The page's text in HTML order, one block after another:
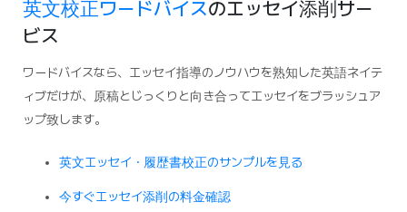
英文校正ワードバイスのエッセイ添削サー
ビス
ワードバイスなら、エッセイ指導のノウハウを熟知した英語ネイテ
ィブだけが、原稿とじっくりと向き合ってエッセイをブラッシュア
ップ致します。
英文エッセイ・履歴書校正のサンプルを見る
今すぐエッセイ添削の料金確認